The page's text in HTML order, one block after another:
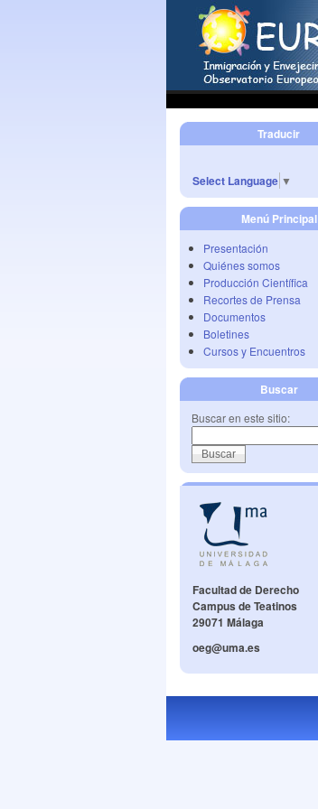
Traducir
Select Language ▼
Menú Principal
Presentación
Quiénes somos
Producción Científica
Recortes de Prensa
Documentos
Boletines
Cursos y Encuentros
Buscar
Buscar en este sitio:
Facultad de Derecho
Campus de Teatinos
29071 Málaga
oeg@uma.es